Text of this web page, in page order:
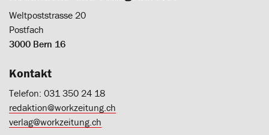
Weltpoststrasse 20
Postfach
3000 Bern 16
Kontakt
Telefon: 031 350 24 18
redaktion@workzeitung.ch
verlag@workzeitung.ch